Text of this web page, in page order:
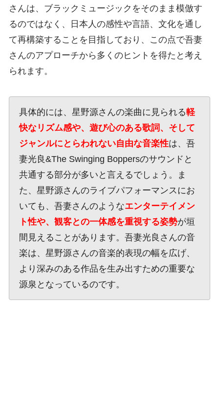
さんは、ブラックミュージックをそのまま模倣す
るのではなく、日本人の感性や言語、文化を通し
て再構築することを目指しており、この点で吾妻
さんのアプローチから多くのヒントを得たと考え
られます。
具体的には、星野源さんの楽曲に見られる軽
快なリズム感や、遊び心のある歌詞、そして
ジャンルにとらわれない自由な音楽性は、吾
妻光良&The Swinging Boppersのサウンドと
共通する部分が多いと言えるでしょう。ま
た、星野源さんのライブパフォーマンスにお
いても、吾妻さんのようなエンターテイメン
ト性や、観客との一体感を重視する姿勢が垣
間見えることがあります。吾妻光良さんの音
楽は、星野源さんの音楽的表現の幅を広げ、
より深みのある作品を生み出すための重要な
源泉となっているのです。